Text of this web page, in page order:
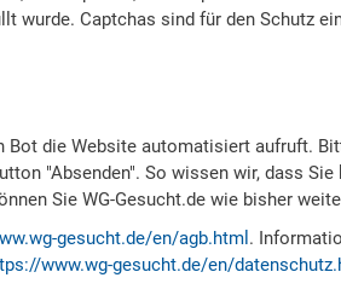
wurde. Captchas sind für den Schutz
Bot die Website automatisiert aufruft.
"Absenden". So wissen wir, dass Sie
Sie WG-Gesucht.de wie bisher
gesucht.de/en/agb.html .
www.wg-gesucht.de/en/